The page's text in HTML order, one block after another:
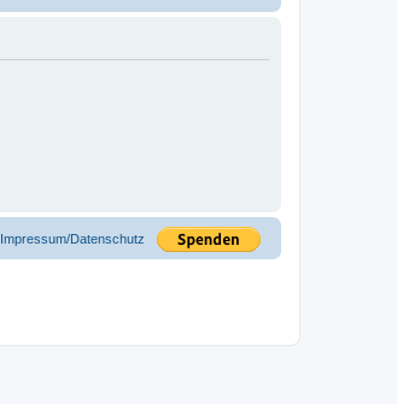
Impressum/Datenschutz